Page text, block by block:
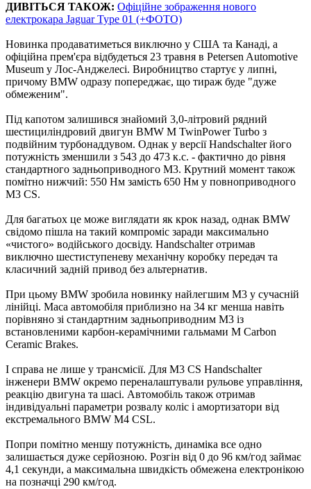
ДИВІТЬСЯ ТАКОЖ: Офіційне зображення нового
електрокара Jaguar Type 01 (+ФОТО)
Новинка продаватиметься виключно у США та Канаді, а
офіційна прем'єра відбудеться 23 травня в Petersen Automotive
Museum у Лос-Анджелесі. Виробництво стартує у липні,
причому BMW одразу попереджає, що тираж буде "дуже
обмеженим".
Під капотом залишився знайомий 3,0-літровий рядний
шестициліндровий двигун BMW M TwinPower Turbo з
подвійним турбонаддувом. Однак у версії Handschalter його
потужність зменшили з 543 до 473 к.с. - фактично до рівня
стандартного задньоприводного M3. Крутний момент також
помітно нижчий: 550 Нм замість 650 Нм у повноприводного
M3 CS.
Для багатьох це може виглядати як крок назад, однак BMW
свідомо пішла на такий компроміс заради максимально
«чистого» водійського досвіду. Handschalter отримав
виключно шестиступеневу механічну коробку передач та
класичний задній привод без альтернатив.
При цьому BMW зробила новинку найлегшим M3 у сучасній
лінійці. Маса автомобіля приблизно на 34 кг менша навіть
порівняно зі стандартним задньоприводним M3 із
встановленими карбон-керамічними гальмами M Carbon
Ceramic Brakes.
І справа не лише у трансмісії. Для M3 CS Handschalter
інженери BMW окремо переналаштували рульове управління,
реакцію двигуна та шасі. Автомобіль також отримав
індивідуальні параметри розвалу коліс і амортизатори від
екстремального BMW M4 CSL.
Попри помітно меншу потужність, динаміка все одно
залишається дуже серйозною. Розгін від 0 до 96 км/год займає
4,1 секунди, а максимальна швидкість обмежена електронікою
на позначці 290 км/год.